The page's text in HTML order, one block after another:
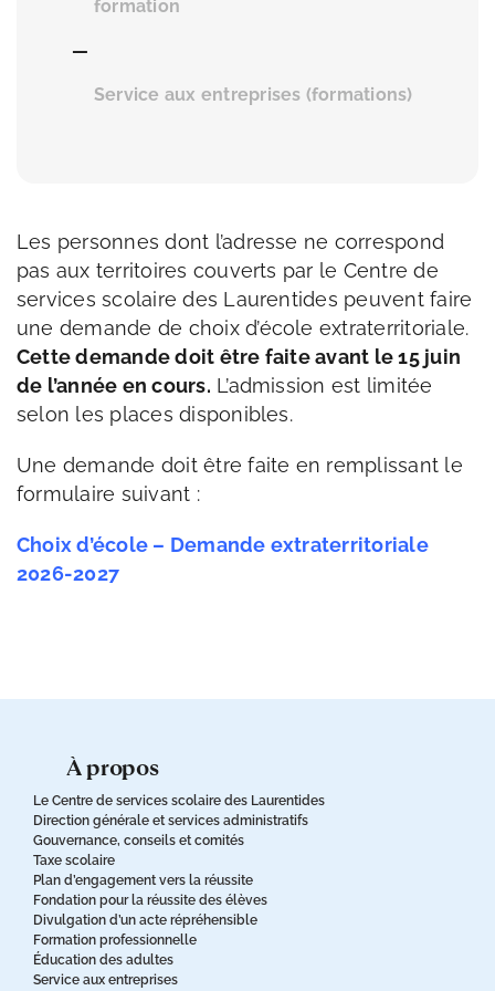
formation
—
Service aux entreprises (formations)
Les personnes dont l’adresse ne correspond
pas aux territoires couverts par le Centre de
services scolaire des Laurentides peuvent faire
une demande de choix d’école extraterritoriale.
Cette demande doit être faite avant le 15 juin
de l’année en cours. L’admission est limitée
selon les places disponibles.
Une demande doit être faite en remplissant le
formulaire suivant :
Choix d’école – Demande extraterritoriale
2026-2027
à propos
Le Centre de services scolaire des Laurentides
Direction générale et services administratifs
Gouvernance, conseils et comités
Taxe scolaire
Plan d’engagement vers la réussite
Fondation pour la réussite des élèves
Divulgation d’un acte répréhensible
Formation professionnelle
Éducation des adultes
Service aux entreprises